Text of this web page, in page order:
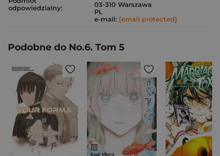
odpowiedzialny:
03-310 Warszawa
PL
e-mail: [email protected]
Podobne do No.6. Tom 5